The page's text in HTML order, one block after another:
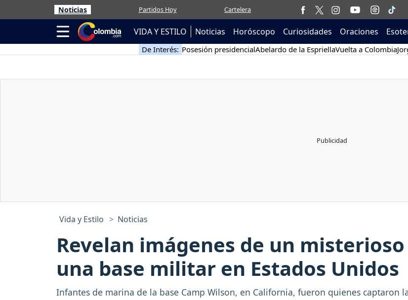
Noticias Partidos Hoy Cartelera
VIDA Y ESTILO Noticias Horóscopo Curiosidades Oraciones
De Interés: Posesión presidencialAbelardo de la EspriellaVuelta a Colombia
Vida y Estilo Noticias
Revelan imágenes de un
una base militar en Estados Unidos
Infantes de marina de la base Camp Wilson, en California, fueron quienes captaron